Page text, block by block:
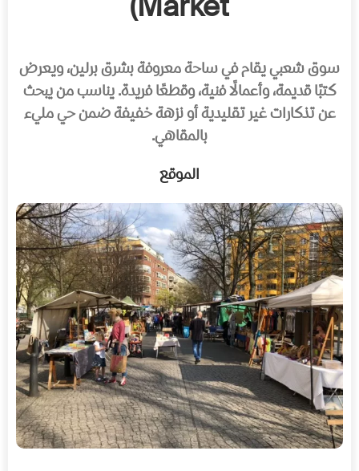
سوق شعبي يقام في ساحة معروفة بشرق برلين، ويعرض
كتبًا قديمة، وأعمالًا فنية، وقطعًا فريدة. يناسب من يبحث
عن تذكارات غير تقليدية أو نزهة خفيفة ضمن حي مليء
بالمقاهي.
الموقع